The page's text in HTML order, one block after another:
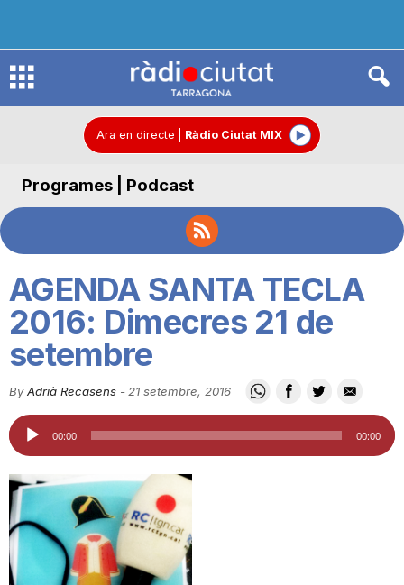
R
d
o
C
u
Ara en directe Ràdio Ciutat MIX
Programes | Podcast
AGENDA SANTA TECLA
2016: Dimecres 21 de
setembre
By Adrià Recasens - 21 setembre, 2016
Reproductor
d'àudio
00:00 00:00